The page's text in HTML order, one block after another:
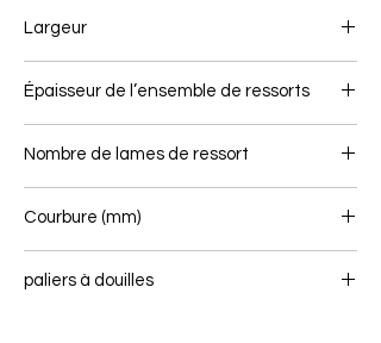
Largeur
Épaisseur de l’ensemble de ressorts
Nombre de lames de ressort
Courbure (mm)
paliers à douilles